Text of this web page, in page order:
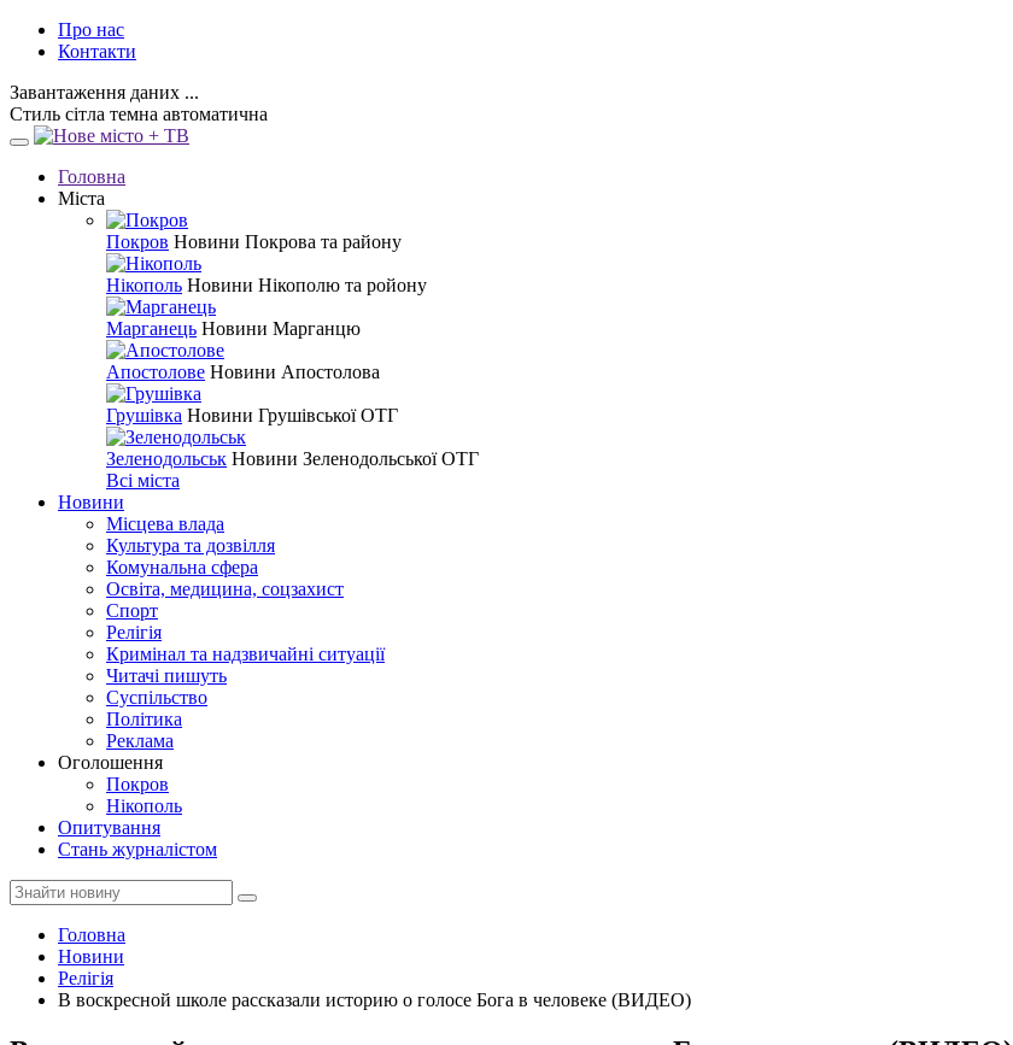
Про нас
Контакти
Завантаження даних ...
Стиль сітла темна автоматична
Головна
Міста
Покров Новини Покрова та району
Нікополь Новини Нікополю та ройону
Марганець Новини Марганцю
Апостолове Новини Апостолова
Грушівка Новини Грушівської ОТГ
Зеленодольськ Новини Зеленодольської ОТГ
Всі міста
Новини
Місцева влада
Культура та дозвілля
Комунальна сфера
Освіта, медицина, соцзахист
Спорт
Релігія
Кримінал та надзвичайні ситуації
Читачі пишуть
Суспільство
Політика
Реклама
Оголошення
Покров
Нікополь
Опитування
Стань журналістом
Головна
Новини
Релігія
В воскресной школе рассказали историю о голосе Бога в человеке (ВИДЕО)